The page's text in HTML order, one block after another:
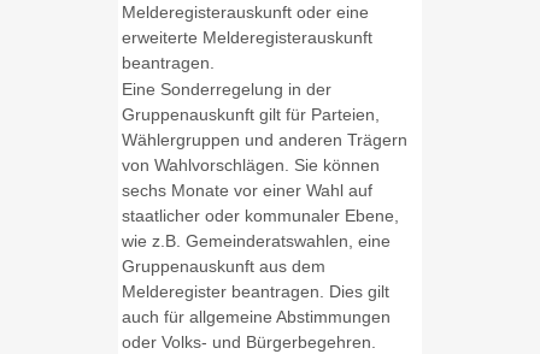
Melderegisterauskunft oder eine
erweiterte Melderegisterauskunft
beantragen.
Eine Sonderregelung in der
Gruppenauskunft gilt für Parteien,
Wählergruppen und anderen Trägern
von Wahlvorschlägen. Sie können
sechs Monate vor einer Wahl auf
staatlicher oder kommunaler Ebene,
wie z.B. Gemeinderatswahlen, eine
Gruppenauskunft aus dem
Melderegister beantragen. Dies gilt
auch für allgemeine Abstimmungen
oder Volks- und Bürgerbegehren.